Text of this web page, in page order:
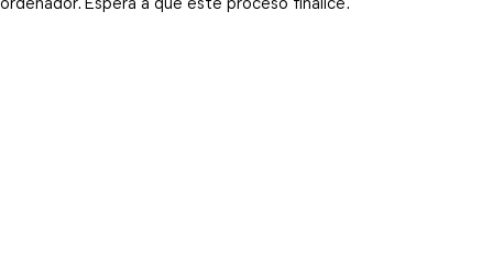
ordenador. Espera a que este proceso finalice.